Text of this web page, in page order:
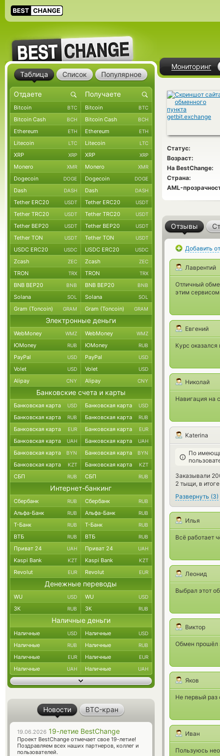
Мониторинг
Статус:
Возраст:
На BestChange:
Страна:
AML-
Отзывы
Добавить
Лаврентий
Отличный
этим
Евгений
Курс
Николай
Навигация на
Katerina
По
Заказывали
2 тыщи, в
Развернуть (3)
Илья
Всё работает
Леонид
Выбрал этот
Виктор
Обмен прошёл
Яков
Не первый раз
Иван
Пользуюсь
Таблица Список Популярное
Bitcoin BTC Bitcoin BTC
Bitcoin Cash BCH Bitcoin Cash BCH
Ethereum ETH Ethereum ETH
Litecoin LTC Litecoin LTC
XRP XRP XRP XRP
Monero XMR Monero XMR
Dogecoin DOGE Dogecoin DOGE
Dash DASH Dash DASH
Tether ERC20 USDT Tether ERC20 USDT
Tether TRC20 USDT Tether TRC20 USDT
Tether BEP20 USDT Tether BEP20 USDT
Tether TON USDT Tether TON USDT
USDC ERC20 USDC USDC ERC20 USDC
Zcash ZEC Zcash ZEC
TRON TRX TRON TRX
BNB BEP20 BNB BNB BEP20 BNB
Solana SOL Solana SOL
Gram (Toncoin) GRAM Gram (Toncoin) GRAM
Электронные деньги
WebMoney WMZ WebMoney WMZ
ЮMoney RUB ЮMoney RUB
PayPal USD PayPal USD
Volet USD Volet USD
Alipay CNY Alipay CNY
Банковские счета и карты
Банковская карта USD Банковская карта USD
Банковская карта RUB Банковская карта RUB
Банковская карта EUR Банковская карта EUR
Банковская карта UAH Банковская карта UAH
Банковская карта BYN Банковская карта BYN
Банковская карта KZT Банковская карта KZT
СБП RUB СБП RUB
Интернет-банкинг
Сбербанк RUB Сбербанк RUB
Альфа-Банк RUB Альфа-Банк RUB
Т-Банк RUB Т-Банк RUB
ВТБ RUB ВТБ RUB
Приват 24 UAH Приват 24 UAH
Kaspi Bank KZT Kaspi Bank KZT
Revolut EUR Revolut EUR
Денежные переводы
WU USD WU USD
ЗК RUB ЗК RUB
Наличные деньги
Наличные USD Наличные USD
Наличные RUB Наличные RUB
Наличные EUR Наличные EUR
Наличные UAH Наличные UAH
Новости BTC-кран
19.06.2026 19-летие BestChange
Проект BestChange отмечает свое 19-летие!
Поздравляем всех наших партнеров, коллег и
пользователей.